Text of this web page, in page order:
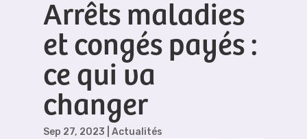
Arrêts maladies
et congés payés :
ce qui va
changer
Sep 27, 2023 |Actualités